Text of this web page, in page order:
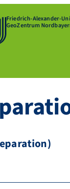
Friedrich-Alexander-
GeoZentrum